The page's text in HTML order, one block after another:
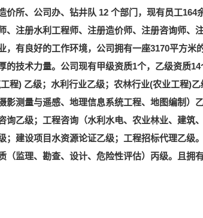
价所、公司办、钻井队 12 个部门，现有员工
、注册水利工程师、注册造价师、注册咨询师
，有良好的工作环境，公司拥有一座3170平方
的技术力量。公司现有甲级资质1个，乙级资质
程) 乙级；水利行业乙级；农林行业(农业工程)
影测量与遥感、地理信息系统工程、地图编制
询乙级；工程咨询（水利水电、农业林业、建
；建设项目水资源论证乙级；工程招标代理乙
（监理、勘查、设计、危险性评估）丙级。且